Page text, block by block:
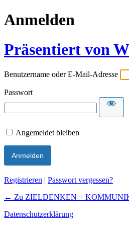
Anmelden
Präsentiert von
Benutzername oder E-Mail-Adresse
Passwort
Angemeldet bleiben
Registrieren | Passwort vergessen?
← Zu ZIELDENKEN +
Datenschutzerklärung